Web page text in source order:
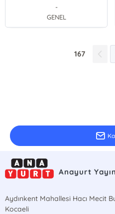
-
GENEL
167
Anayurt
Aydınkent Mahallesi Hacı Mecit
Kocaeli